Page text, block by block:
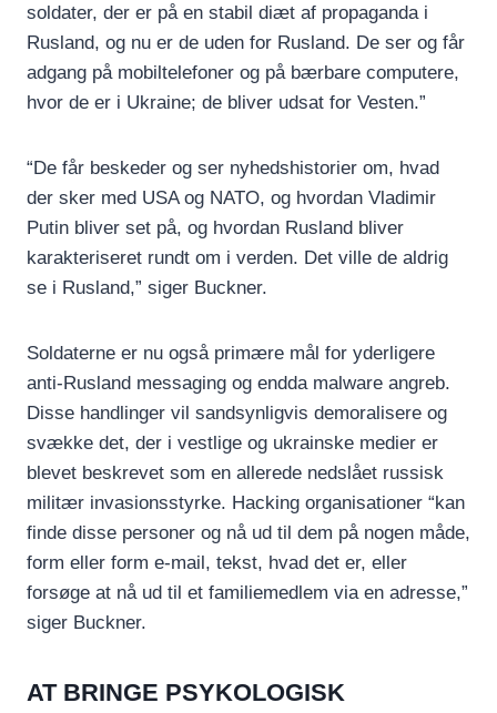
soldater, der er på en stabil diæt af propaganda i
Rusland, og nu er de uden for Rusland. De ser og får
adgang på mobiltelefoner og på bærbare computere,
hvor de er i Ukraine; de bliver udsat for Vesten.”
“De får beskeder og ser nyhedshistorier om, hvad
der sker med USA og NATO, og hvordan Vladimir
Putin bliver set på, og hvordan Rusland bliver
karakteriseret rundt om i verden. Det ville de aldrig
se i Rusland,” siger Buckner.
Soldaterne er nu også primære mål for yderligere
anti-Rusland messaging og endda malware angreb.
Disse handlinger vil sandsynligvis demoralisere og
svække det, der i vestlige og ukrainske medier er
blevet beskrevet som en allerede nedslået russisk
militær invasionsstyrke. Hacking organisationer “kan
finde disse personer og nå ud til dem på nogen måde,
form eller form e-mail, tekst, hvad det er, eller
forsøge at nå ud til et familiemedlem via en adresse,”
siger Buckner.
AT BRINGE PSYKOLOGISK